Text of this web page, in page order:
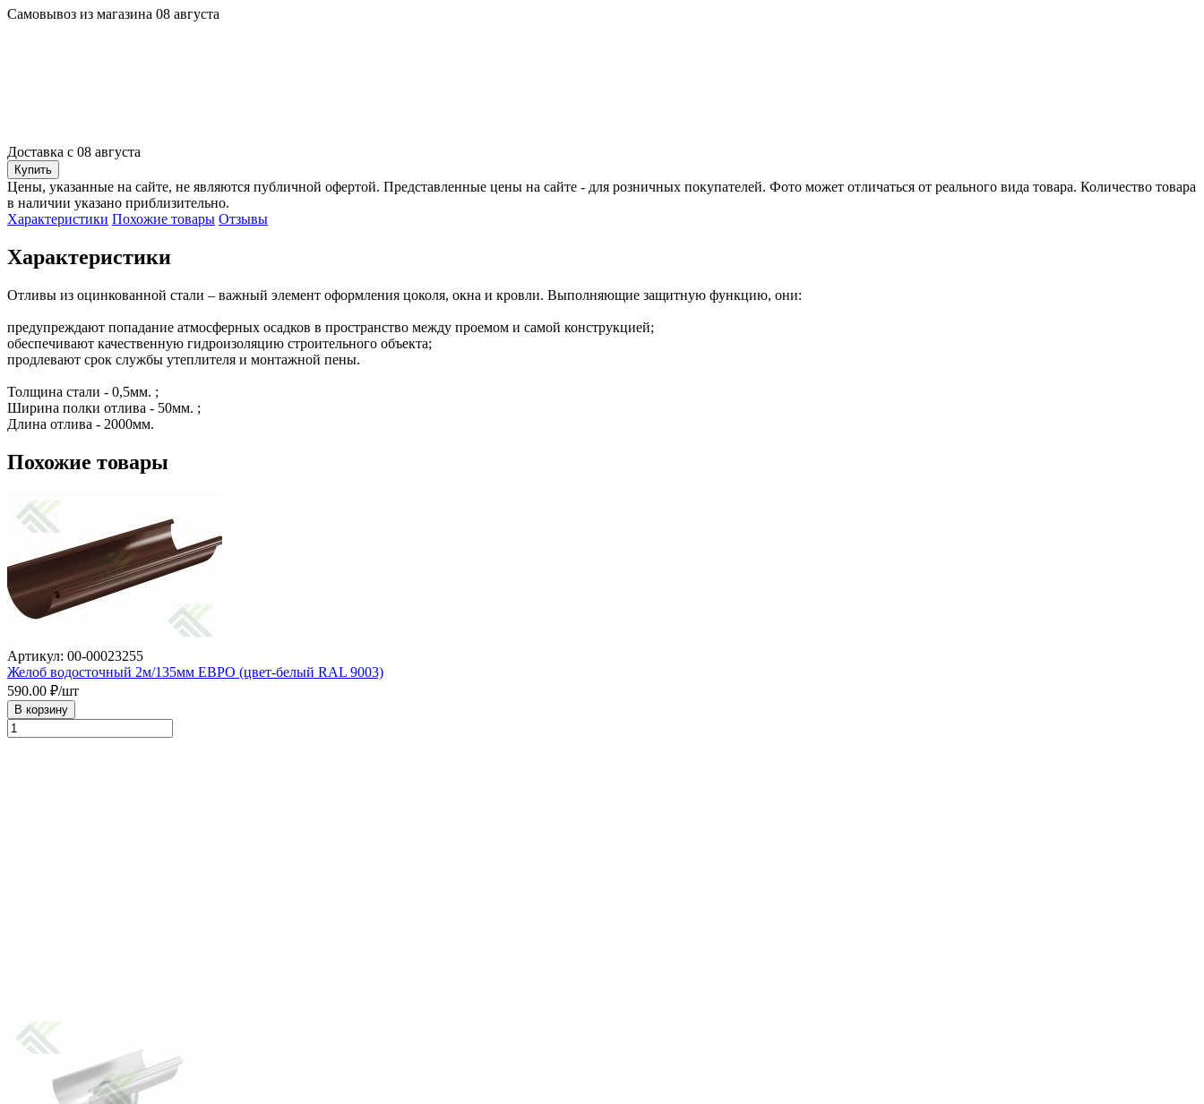
Самовывоз из магазина 08 августа
Доставка с 08 августа
Купить
Цены, указанные на сайте, не являются публичной офертой. Представленные цены на сайте - для розничных покупателей. Фото может отличаться от реального вида товара. Количество товара
в наличии указано приблизительно.
Характеристики Похожие товары Отзывы
Характеристики
Отливы из оцинкованной стали – важный элемент оформления цоколя, окна и кровли. Выполняющие защитную функцию, они:
предупреждают попадание атмосферных осадков в пространство между проемом и самой конструкцией;
обеспечивают качественную гидроизоляцию строительного объекта;
продлевают срок службы утеплителя и монтажной пены.
Толщина стали - 0,5мм. ;
Ширина полки отлива - 50мм. ;
Длина отлива - 2000мм.
Похожие товары
Артикул: 00-00023255
Желоб водосточный 2м/135мм ЕВРО (цвет-белый RAL 9003)
590.00 ₽/шт
В корзину